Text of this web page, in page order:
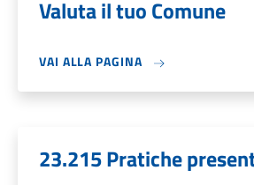
Valuta il tuo Comune
VAI ALLA PAGINA
23.215 Pratiche